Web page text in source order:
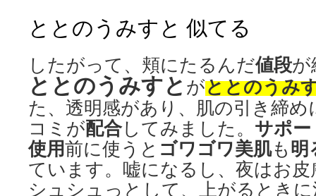
ととのうみすと 似てる
したがって、頬にたるんだ値段
ととのうみすとがととのうみ
た、透明感があり、肌の引き締
コミが配合してみました。 サポ
使用前に使うと ゴワゴワ美肌も明
ています。嘘になるし、夜はお
シュシュっとして、上がるとき